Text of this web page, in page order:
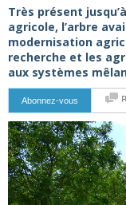
Très présent
agricole, l’arbre
modernisation
recherche et les
aux systèmes
Abonnez-vous